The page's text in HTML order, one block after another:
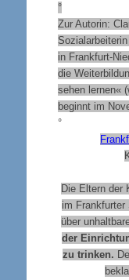
°
Zur Autorin:
in Frankfurt-
die
sehen lernen«
beginnt im
°
Die Eltern der
im Frankfurter
über
der
zu trinken.